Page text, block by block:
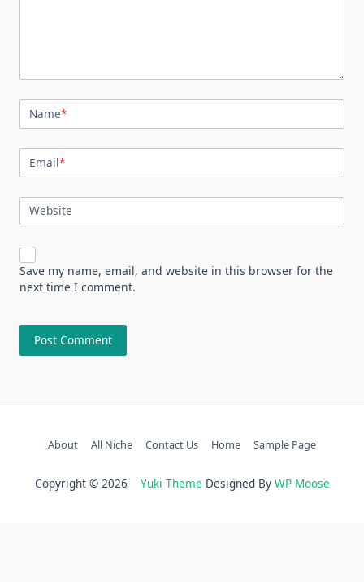
Name*
Email*
Website
Save my name, email, and website in this browser for the
next time I comment.
About All Niche Contact Us Home Sample Page
Copyright © 2026 Yuki Theme Designed By WP Moose